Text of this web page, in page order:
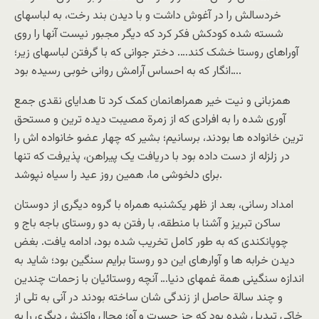
خردسالش را در آغوش داشت و با دیدن بند رخت، به لباسهای
شسته شده کودکش فکر کرد که دیگر مجبور نیست آنها را روی
آوراهای روستا خشک کند…. دختر جوانی که با گرفتن لباسهای زیر؛
انگار که به احساس آرامش روانی خوبی رسیده بود….
همزبانی و نیت خیر همراهانمان کمک کرد تا هدایای نقدی جمع
آوری شده را به افرادی که از زمرة مصیبت دیده ترین و مستحق
ترین خانواده ها بودند، برسانیم؛ بشیر که چهار عضو خانواده اش را
در زلزله از دست داده بود با دریافت یک پیراهن، پذیرفت که تنها
برای دلخوشی ما، همین روز عید را سیاه نپوشد.
امداد رسانی، بعد از ظهر یکشنبه همراه با گروه دیگری از دوستان
ساکن تبریز و آشنا با منطقه، با رفتن به دو روستای باجه باج و
چوپانکندی که به طور کامل تخریب شده بود، ادامه یافت. بغض
دیدن خرابه ها و آوارهای این دو روستا برایم سنگین بود؛ شاید به
اندازه سنگینی همة غمهای دنیا… آنچه روستائیان با زحمات چندین
و چند سالة حاصل از زندگی شان ساخته بودند در آنی به تلی از